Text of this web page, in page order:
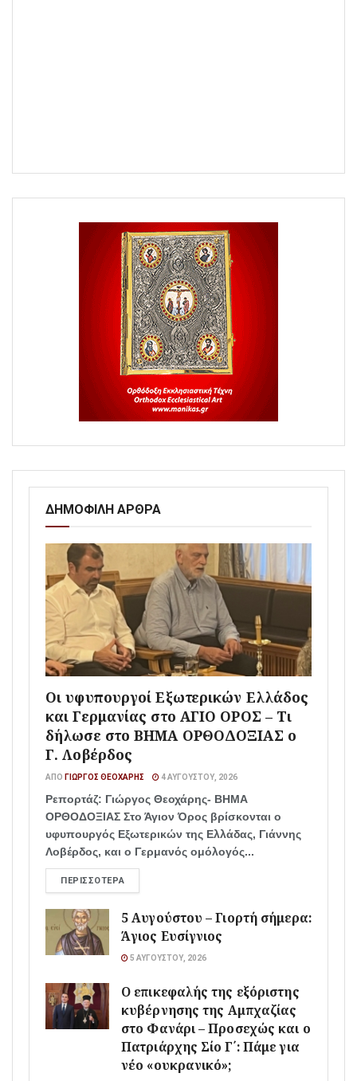
ΔΗΜΟΦΙΛΗ ΑΡΘΡΑ
Οι υφυπουργοί Εξωτερικών Ελλάδος
και Γερμανίας στο ΑΓΙΟ ΟΡΟΣ – Τι
δήλωσε στο ΒΗΜΑ ΟΡΘΟΔΟΞΙΑΣ ο
Γ. Λοβέρδος
ΑΠΌ ΓΙΏΡΓΟΣ ΘΕΟΧΆΡΗΣ 4 ΑΥΓΟΎΣΤΟΥ, 2026
Ρεπορτάζ: Γιώργος Θεοχάρης- ΒΗΜΑ
ΟΡΘΟΔΟΞΙΑΣ Στο Άγιον Όρος βρίσκονται ο
υφυπουργός Εξωτερικών της Ελλάδας, Γιάννης
Λοβέρδος, και ο Γερμανός ομόλογός...
ΠΕΡΙΣΣΌΤΕΡΑ
5 Αυγούστου – Γιορτή σήμερα:
Άγιος Ευσίγνιος
5 ΑΥΓΟΎΣΤΟΥ, 2026
Ο επικεφαλής της εξόριστης
κυβέρνησης της Αμπχαζίας
στο Φανάρι – Προσεχώς και ο
Πατριάρχης Σίο Γ΄: Πάμε για
νέο «ουκρανικό»;